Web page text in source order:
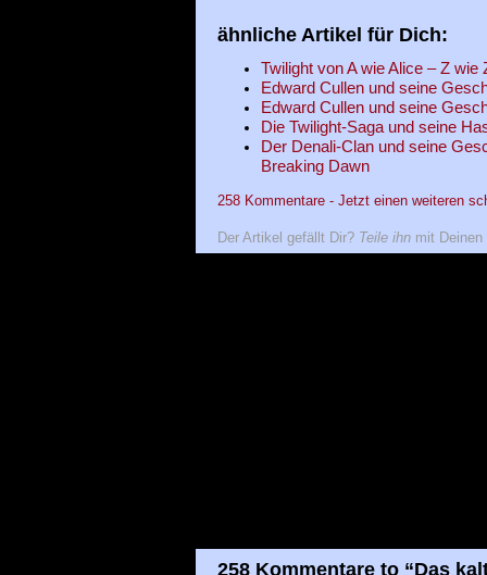
ähnliche Artikel für Dich:
Twilight von A wie Alice – Z wie
Edward Cullen und seine
Edward Cullen und seine
Die Twilight-Saga und seine
Der Denali-Clan und seine
Breaking Dawn
258 Kommentare - Jetzt einen weiteren
Der Artikel gefällt Dir? Teile ihnmit Deinen
258 Kommentare to “Das